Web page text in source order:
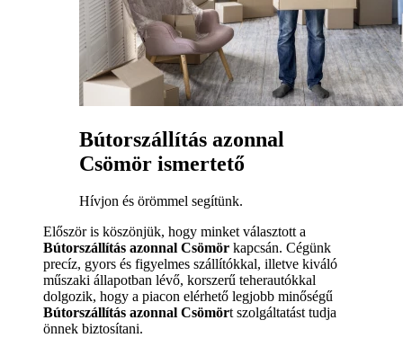
Bútorszállítás azonnal
Csömör ismertető
Hívjon és örömmel segítünk.
Először is köszönjük, hogy minket választott a
Bútorszállítás azonnal Csömör kapcsán. Cégünk
precíz, gyors és figyelmes szállítókkal, illetve kiváló
műszaki állapotban lévő, korszerű teherautókkal
dolgozik, hogy a piacon elérhető legjobb minőségű
Bútorszállítás azonnal Csömört szolgáltatást tudja
önnek biztosítani.